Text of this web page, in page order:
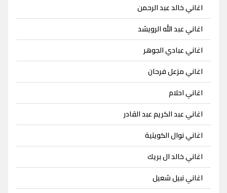
اغاني خالد عبد الرحمن
اغاني عبد الله الرويشد
اغاني عبادي الجوهر
اغاني مزعل فرحان
اغاني احلام
اغاني عبد الكريم عبد القادر
اغاني نوال الكويتية
اغاني خالد ال بريك
اغاني نبيل شعيل